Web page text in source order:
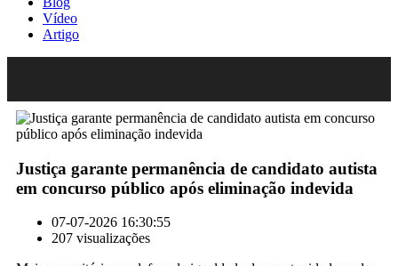
Vídeo
Artigo
Justiça garante permanência de candidato autista
em concurso público após eliminação indevida
07-07-2026 16:30:55
207 visualizações